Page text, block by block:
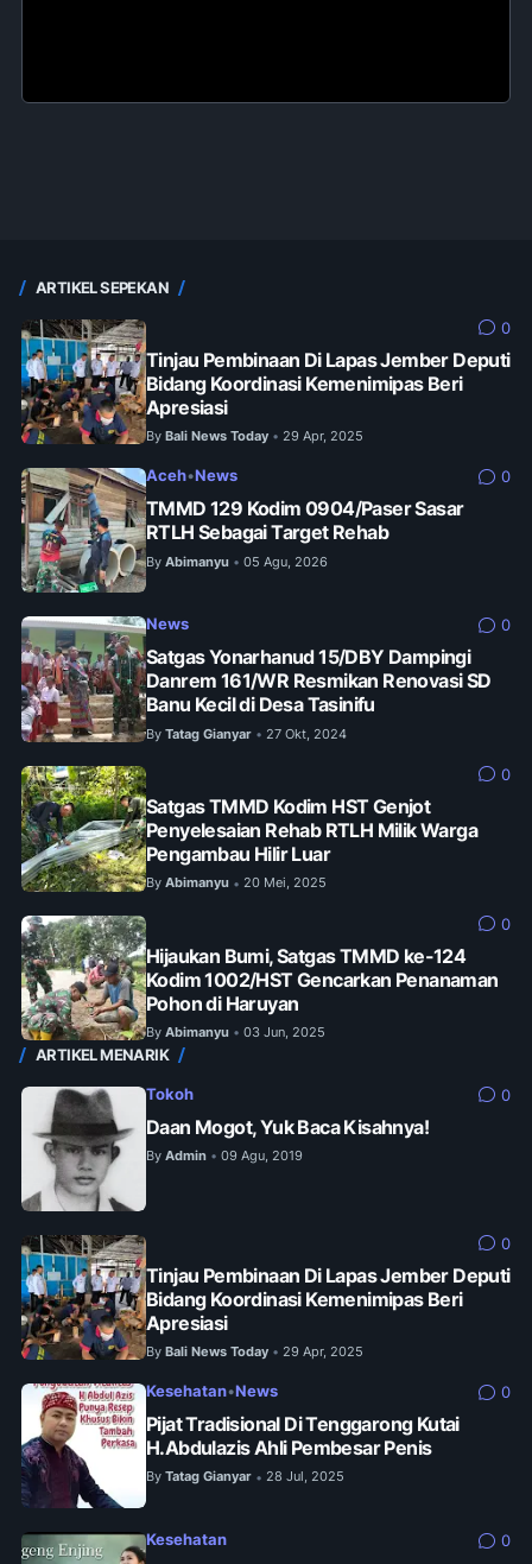
ARTIKEL SEPEKAN
0
Tinjau Pembinaan Di Lapas Jember Deputi
Bidang Koordinasi Kemenimipas Beri
Apresiasi
By Bali News Today • 29 Apr, 2025
Aceh•News 0
TMMD 129 Kodim 0904/Paser Sasar
RTLH Sebagai Target Rehab
By Abimanyu • 05 Agu, 2026
News 0
Satgas Yonarhanud 15/DBY Dampingi
Danrem 161/WR Resmikan Renovasi SD
Banu Kecil di Desa Tasinifu
By Tatag Gianyar • 27 Okt, 2024
0
Satgas TMMD Kodim HST Genjot
Penyelesaian Rehab RTLH Milik Warga
Pengambau Hilir Luar
By Abimanyu • 20 Mei, 2025
0
Hijaukan Bumi, Satgas TMMD ke-124
Kodim 1002/HST Gencarkan Penanaman
Pohon di Haruyan
By Abimanyu • 03 Jun, 2025
ARTIKEL MENARIK
Tokoh 0
Daan Mogot, Yuk Baca Kisahnya!
By Admin • 09 Agu, 2019
0
Tinjau Pembinaan Di Lapas Jember Deputi
Bidang Koordinasi Kemenimipas Beri
Apresiasi
By Bali News Today • 29 Apr, 2025
Kesehatan•News 0
Pijat Tradisional Di Tenggarong Kutai
H.Abdulazis Ahli Pembesar Penis
By Tatag Gianyar • 28 Jul, 2025
Kesehatan 0